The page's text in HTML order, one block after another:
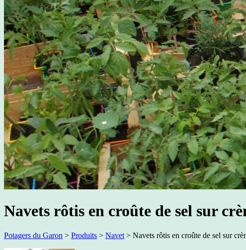
Navets rôtis en croûte de sel sur
Potagers du Garon > Produits > Navet > Navets rôtis en croûte de sel sur